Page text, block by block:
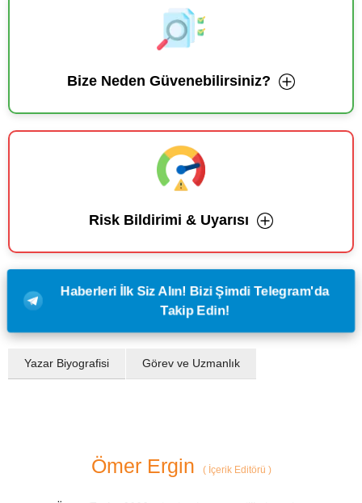
Bize Neden Güvenebilirsiniz?
Risk Bildirimi & Uyarısı
Haberleri İlk Siz Alın! Bizi Şimdi Telegram'da
Takip Edin!
Yazar Biyografisi Görev ve Uzmanlık
Ömer Ergin (İçerik Editörü )